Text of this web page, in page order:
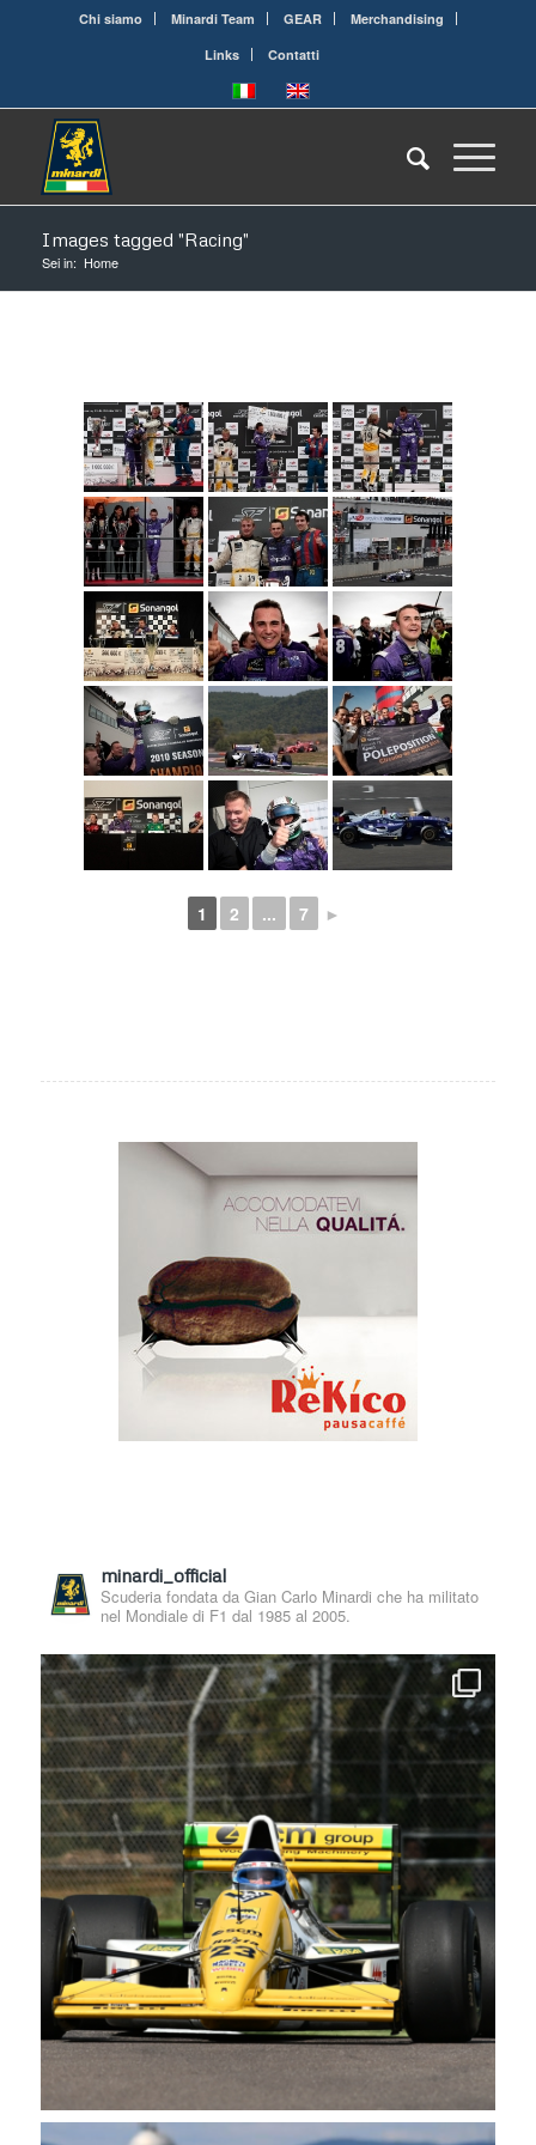
Chi siamo Minardi Team GEAR
Merchandising
Links
Contatti
Images tagged "Racing"
Sei in: Home
1 2 ... 7 ►
minardi_official
Scuderia fondata da Gian Carlo Minardi che ha militato
nel Mondiale di F1 dal 1985 al 2005.